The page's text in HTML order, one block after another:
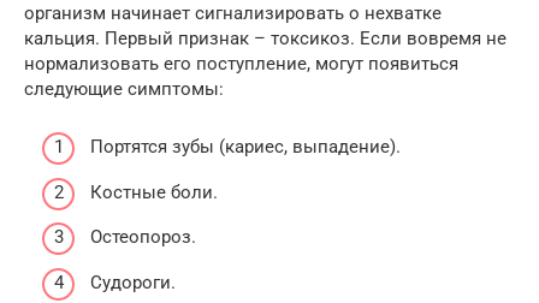
организм начинает сигнализировать о нехватке
кальция. Первый признак – токсикоз. Если вовремя не
нормализовать его поступление, могут появиться
следующие симптомы:
Портятся зубы (кариес, выпадение).
Костные боли.
Остеопороз.
Судороги.